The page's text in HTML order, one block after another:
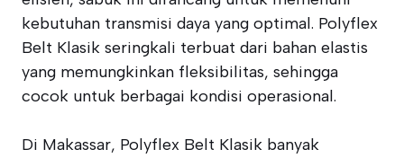
kebutuhan transmisi daya yang optimal. Polyflex
Belt Klasik seringkali terbuat dari bahan elastis
yang memungkinkan fleksibilitas, sehingga
cocok untuk berbagai kondisi operasional.
Di Makassar, Polyflex Belt Klasik banyak